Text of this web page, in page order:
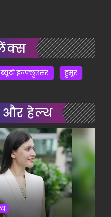
ब्यूटी इन्फ्लुएंसर हुमूर
हेल्थ